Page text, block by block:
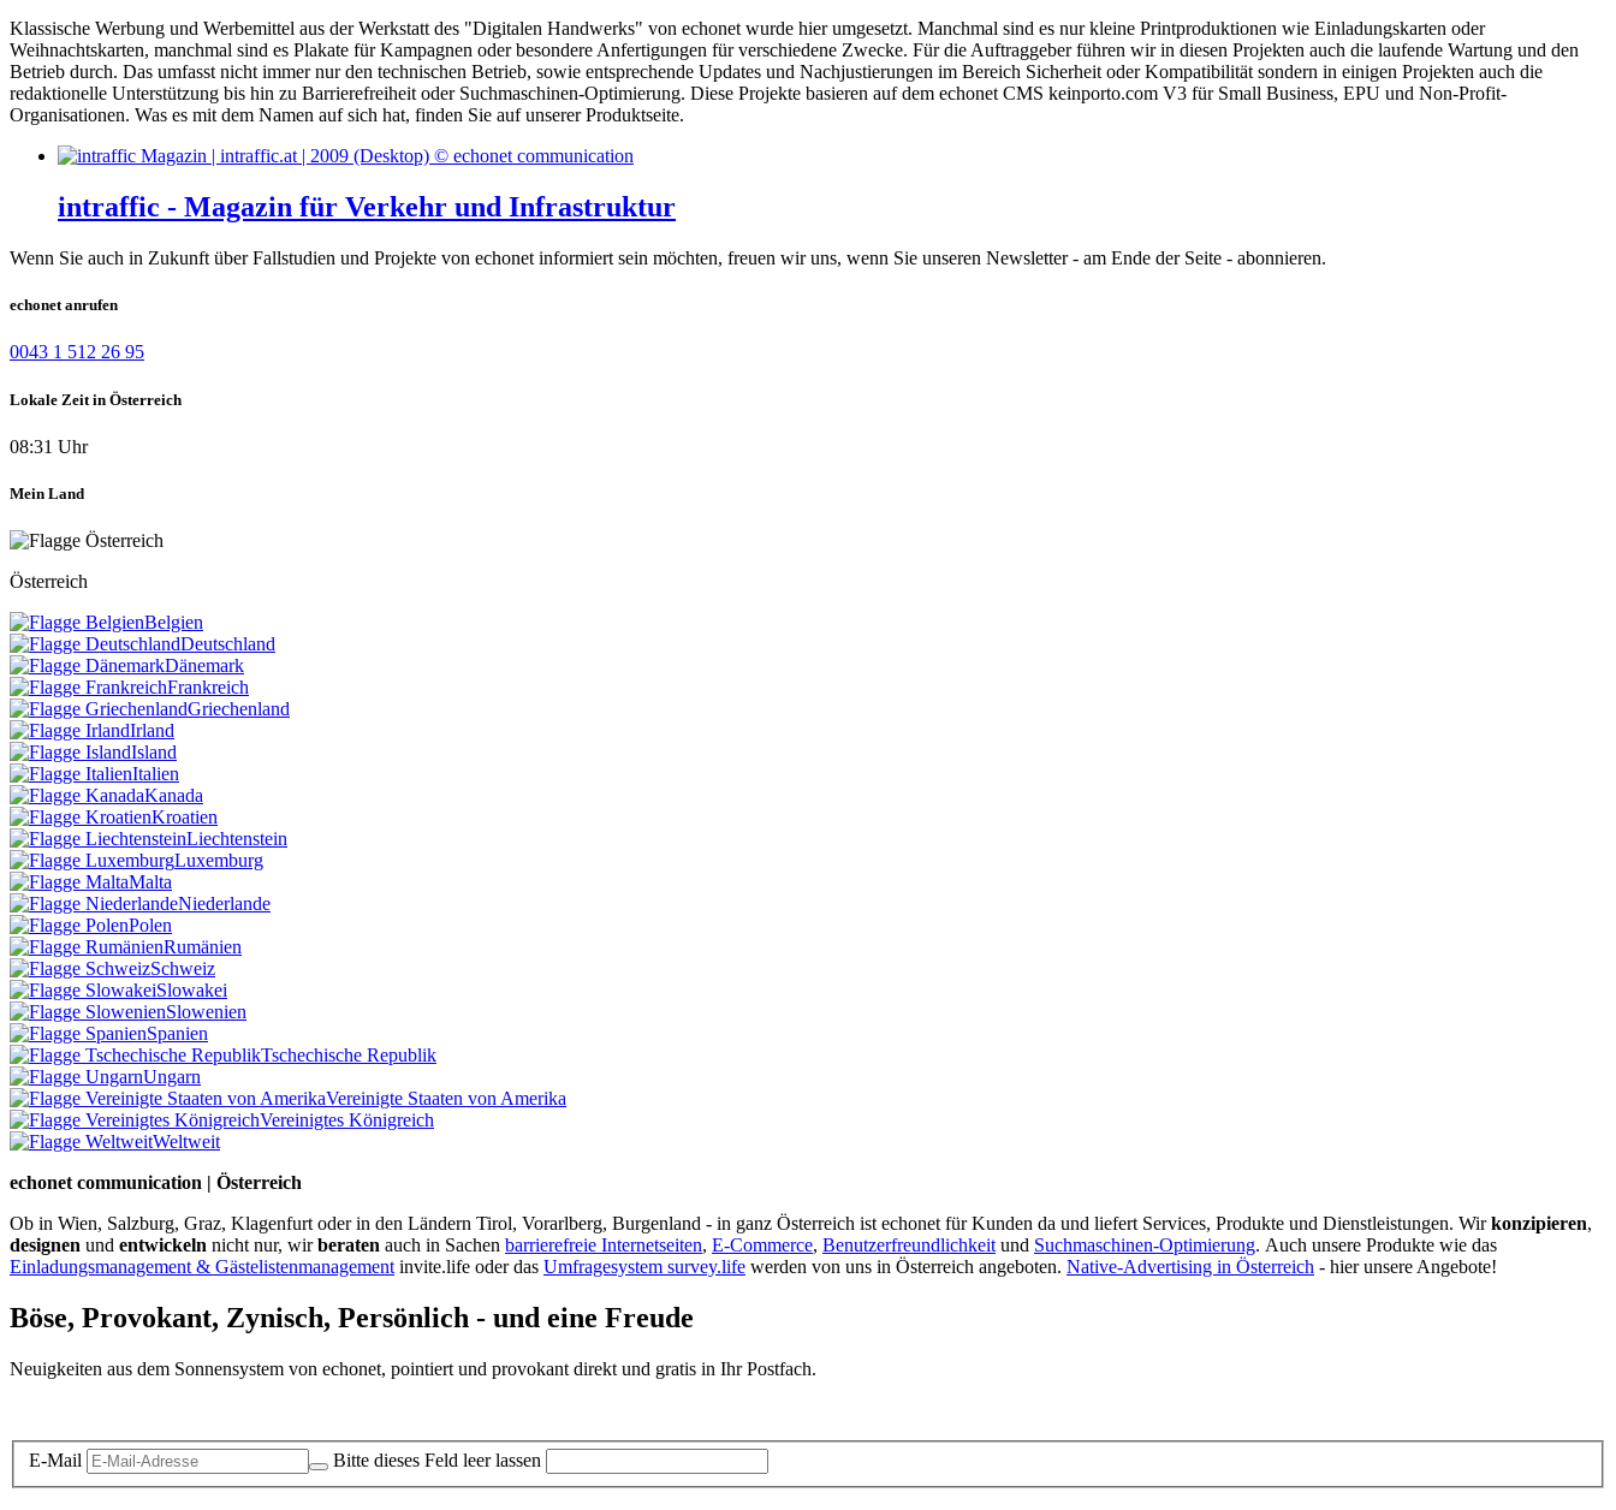
Klassische Werbung und Werbemittel aus der Werkstatt des "Digitalen Handwerks" von echonet wurde hier umgesetzt. Manchmal sind es nur kleine Printproduktionen wie Einladungskarten oder
Weihnachtskarten, manchmal sind es Plakate für Kampagnen oder besondere Anfertigungen für verschiedene Zwecke. Für die Auftraggeber führen wir in diesen Projekten auch die laufende Wartung und den
Betrieb durch. Das umfasst nicht immer nur den technischen Betrieb, sowie entsprechende Updates und Nachjustierungen im Bereich Sicherheit oder Kompatibilität sondern in einigen Projekten auch die
redaktionelle Unterstützung bis hin zu Barrierefreiheit oder Suchmaschinen-Optimierung. Diese Projekte basieren auf dem echonet CMS keinporto.com V3 für Small Business, EPU und Non-Profit-
Organisationen. Was es mit dem Namen auf sich hat, finden Sie auf unserer Produktseite.
intraffic - Magazin für Verkehr und Infrastruktur
Wenn Sie auch in Zukunft über Fallstudien und Projekte von echonet informiert sein möchten, freuen wir uns, wenn Sie unseren Newsletter - am Ende der Seite - abonnieren.
echonet anrufen
0043 1 512 26 95
Lokale Zeit in Österreich
08:31 Uhr
Mein Land
Österreich
Belgien
Deutschland
Dänemark
Frankreich
Griechenland
Irland
Island
Italien
Kanada
Kroatien
Liechtenstein
Luxemburg
Malta
Niederlande
Polen
Rumänien
Schweiz
Slowakei
Slowenien
Spanien
Tschechische Republik
Ungarn
Vereinigte Staaten von Amerika
Vereinigtes Königreich
Weltweit
echonet communication | Österreich
Ob in Wien, Salzburg, Graz, Klagenfurt oder in den Ländern Tirol, Vorarlberg, Burgenland - in ganz Österreich ist echonet für Kunden da und liefert Services, Produkte und Dienstleistungen. Wirkonzipieren,
designen und entwickeln nicht nur, wirberaten auch in Sachen barrierefreie Internetseiten, E-Commerce, Benutzerfreundlichkeit und Suchmaschinen-Optimierung. Auch unsere Produkte wie das
Einladungsmanagement & Gästelistenmanagement invite.life oder das Umfragesystem survey.life werden von uns in Österreich angeboten. Native-Advertising in Österreich - hier unsere Angebote!
Böse, Provokant, Zynisch, Persönlich - und eine Freude
Neuigkeiten aus dem Sonnensystem von echonet, pointiert und provokant direkt und gratis in Ihr Postfach.
E-Mail Bitte dieses Feld leer lassen